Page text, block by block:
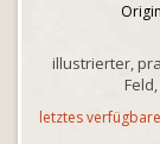
illustrierter,
letztes